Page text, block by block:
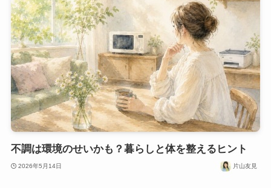
不調は環境のせいかも？暮らしと体を整えるヒント
2026年5月14日 片山友見